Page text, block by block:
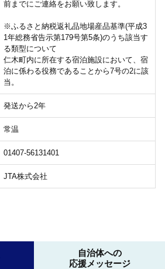
前までにご連絡をお願い致します。
※ふるさと納税返礼品地場産品基準(平成3
1年総務省告示第179号第5条)のうち該当す
る類型について
仁木町内に所在する宿泊施設において、宿
泊に係わる役務であることから7号の2に該
当。
発送から2年
常温
01407-56131401
JTA株式会社
自治体への
応援メッセージ